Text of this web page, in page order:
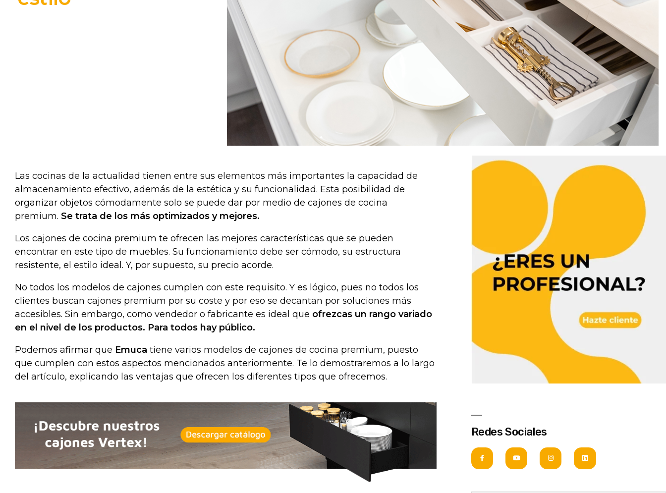
Las cocinas de la actualidad tienen entre sus elementos más importantes la capacidad de
almacenamiento efectivo, además de la estética y su funcionalidad. Esta posibilidad de
organizar objetos cómodamente solo se puede dar por medio de cajones de cocina
premium. Se trata de los más optimizados y mejores.
Los cajones de cocina premium te ofrecen las mejores características que se pueden
encontrar en este tipo de muebles. Su funcionamiento debe ser cómodo, su estructura
resistente, el estilo ideal. Y, por supuesto, su precio acorde.
No todos los modelos de cajones cumplen con este requisito. Y es lógico, pues no todos los
clientes buscan cajones premium por su coste y por eso se decantan por soluciones más
accesibles. Sin embargo, como vendedor o fabricante es ideal que ofrezcas un rango variado
en el nivel de los productos. Para todos hay público.
Podemos afirmar que Emuca tiene varios modelos de cajones de cocina premium, puesto
que cumplen con estos aspectos mencionados anteriormente. Te lo demostraremos a lo largo
del artículo, explicando las ventajas que ofrecen los diferentes tipos que ofrecemos.
Redes Sociales